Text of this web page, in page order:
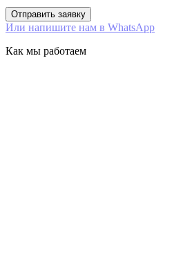
Или напишите нам в WhatsApp
Как мы работаем